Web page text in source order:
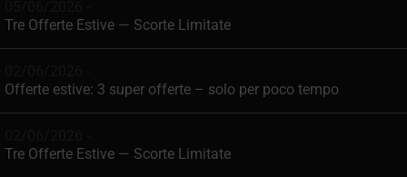
Tre Offerte Estive — Scorte Limitate
Offerte estive: 3 super offerte – solo per poco tempo
Tre Offerte Estive — Scorte Limitate